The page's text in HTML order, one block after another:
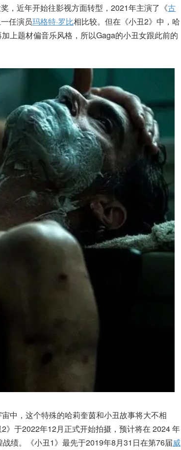
，近年开始往影视方面转型，2021年主演了《古
任演员玛格特·罗比相比较。但在《小丑2》中，哈
上题材偏音乐风格，所以Gaga的小丑女跟此前的
中，这个特殊的哈莉奎茵和小丑故事将大不相
》于2022年12月正式开始拍摄，预计将在 2024 年
绩。《小丑1》最先于2019年8月31日在第76届威